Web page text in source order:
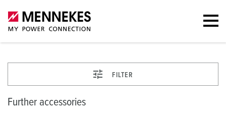
FILTER
Further accessories